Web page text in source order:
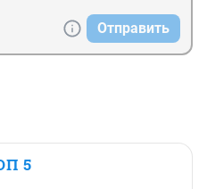
Отправить
5